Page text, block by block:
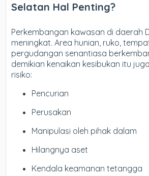
Selatan Hal Penting?
Perkembangan kawasan di daerah
meningkat. Area hunian, ruko,
pergudangan senantiasa
demikian kenaikan kesibukan itu
risiko:
Pencurian
Perusakan
Manipulasi oleh pihak dalam
Hilangnya aset
Kendala keamanan tetangga